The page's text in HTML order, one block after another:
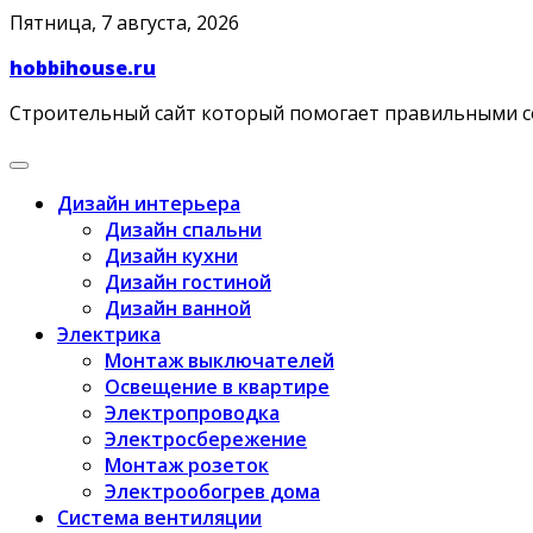
Skip
content
Пятница, 7 августа, 2026
hobbihouse.ru
Строительный сайт который помогает правильными
Дизайн интерьера
Дизайн спальни
Дизайн кухни
Дизайн гостиной
Дизайн ванной
Электрика
Монтаж выключателей
Освещение в квартире
Электропроводка
Электросбережение
Монтаж розеток
Электрообогрев дома
Система вентиляции